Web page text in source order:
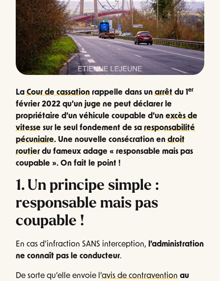
La Cour de cassation rappelle dans un arrêt du 1 er
février 2022 qu’un juge ne peut déclarer le
propriétaire d’un véhicule coupable d’un excès de
vitesse sur le seul fondement de sa responsabilité
pécuniaire. Une nouvelle consécration en droit
routier du fameux adage « responsable mais pas
coupable ». On fait le point !
1. Un principe simple :
responsable mais pas
coupable !
En cas d’infraction SANS interception, l’administration
ne connaît pas le conducteur.
De sorte qu’elle envoie l’avis de contravention au